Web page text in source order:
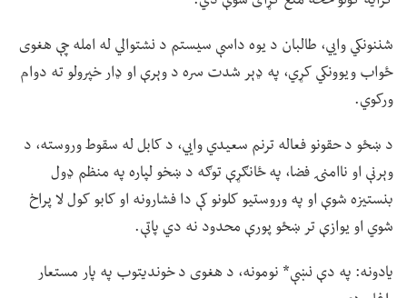
شننونکي وايي، طالبان د یوه داسې سیستم د نشتوالي له امله چې هغوی
ځواب ویوونکي کړي، په ډېر شدت سره د وېرې او ډار خپرولو ته دوام
ورکوي.
د ښځو د حقونو فعاله ترنم سعیدي وايي، د کابل له سقوط وروسته، د
وېرنې او ناامنۍ فضا، په ځانګړې توګه د ښخو لپاره په منظم ډول
بنستیزه شوې او په وروستیو کلونو کې دا فشارونه او کابو کول لا پراخ
شوي او یوازې تر ښځو پورې محدود نه دي پاتې.
یادونه: په دې نښې* نومونه، د هغوی د خوندیتوب په پار مستعار